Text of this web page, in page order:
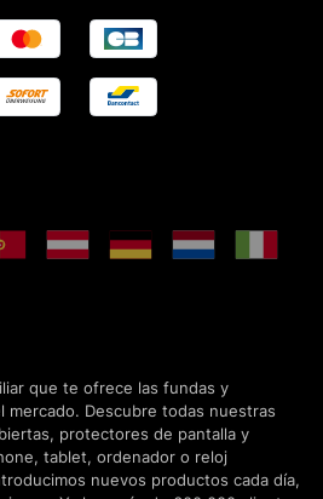
que te ofrece las fundas y
mercado. Descubre todas nuestras
protectores de pantalla y
tablet, ordenador o reloj
nuevos productos cada día,